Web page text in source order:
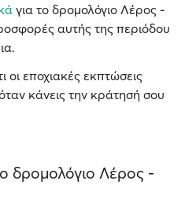
για το δρομολόγιο Λέρος -
αυτής της περιόδου
οι εποχιακές εκπτώσεις
κάνεις την κράτησή σου
δρομολόγιο Λέρος -